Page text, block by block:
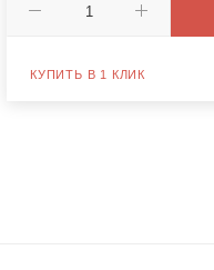
КУПИТЬ В 1 КЛИК